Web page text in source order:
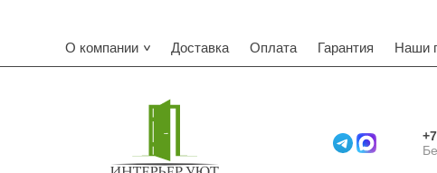
О компании Доставка Оплата Гарантия Наши